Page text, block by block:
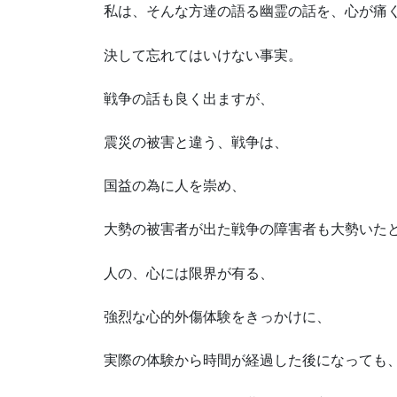
私は、そんな方達の語る幽霊の話を、心が痛
決して忘れてはいけない事実。
戦争の話も良く出ますが、
震災の被害と違う、戦争は、
国益の為に人を崇め、
大勢の被害者が出た戦争の障害者も大勢いた
人の、心には限界が有る、
強烈な心的外傷体験をきっかけに、
実際の体験から時間が経過した後になっても、